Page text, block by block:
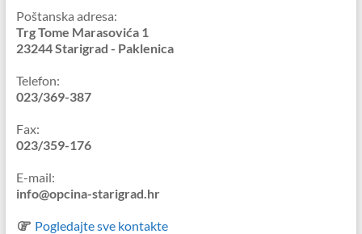
Poštanska adresa:
Trg Tome Marasovića 1
23244 Starigrad - Paklenica
Telefon:
023/369-387
Fax:
023/359-176
E-mail:
info@opcina-starigrad.hr
Pogledajte sve kontakte